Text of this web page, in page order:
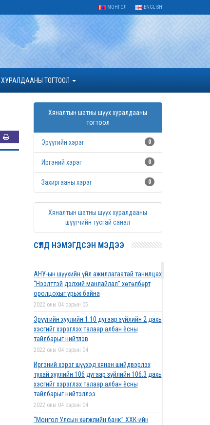
МОНГОЛ ENGLISH
ХУРАЛДААНЫ ТОГТООЛ
Хяналтын шатны шүүх хуралдааны
тогтоол
Эрүүгийн хэрэг 0
Иргэний хэрэг 0
Захиргааны хэрэг 0
Хяналтын шатны шүүх хуралдааны
шүүгчийн тусгай санал
СҮҮЛД НЭМЭГДСЭН МЭДЭЭ
АНУ-ын шүүхийн үйл ажиллагаатай танилцах
“Нээлттэй дэлхий манлайлал” хөтөлбөрт
оролцохыг урьж байна
2022 оны 04 сарын 05
Эрүүгийн хуулийн 1.10 дугаар зүйлийн 2 дахь
хэсгийг хэрэглэх талаар албан ёсны
тайлбарыг нийтлэв
2022 оны 04 сарын 04
Иргэний хэрэг шүүхэд хянан шийдвэрлэх
тухай хуулийн 106 дугаар зүйлийн 106.3 дахь
хэсгийг хэрэглэх талаар албан ёсны
тайлбарыг нийтэллээ
2022 оны 04 сарын 04
“Монгол Улсын хөгжлийн банк” ХХК-ийн